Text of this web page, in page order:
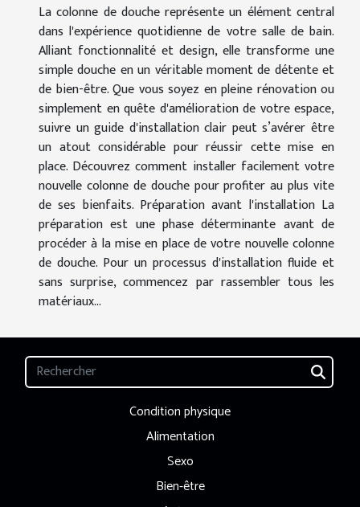
La colonne de douche représente un élément central
dans l'expérience quotidienne de votre salle de bain.
Alliant fonctionnalité et design, elle transforme une
simple douche en un véritable moment de détente et
de bien-être. Que vous soyez en pleine rénovation ou
simplement en quête d'amélioration de votre espace,
suivre un guide d'installation clair peut s’avérer être
un atout considérable pour réussir cette mise en
place. Découvrez comment installer facilement votre
nouvelle colonne de douche pour profiter au plus vite
de ses bienfaits. Préparation avant l'installation La
préparation est une phase déterminante avant de
procéder à la mise en place de votre nouvelle colonne
de douche. Pour un processus d'installation fluide et
sans surprise, commencez par rassembler tous les
matériaux...
Condition physique
Alimentation
Sexo
Bien-être